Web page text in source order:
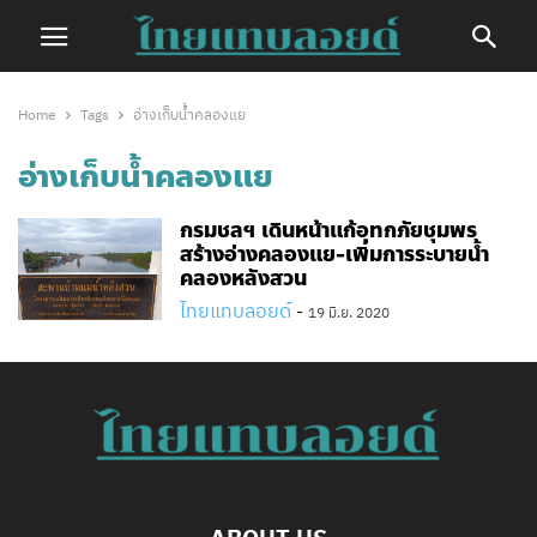
Home Tags อ่างเก็บน้ำคลองแย
อ่างเก็บน้ำคลองแย
กรมชลฯ​ เดินหน้าแก้อุทกภัยชุมพร
สร้างอ่างคลองแย-เพิ่มการระบายน้ำ
คลองหลังสวน
ไทยแทบลอยด์ - 19 มิ.ย. 2020